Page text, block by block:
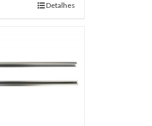
Detalhes